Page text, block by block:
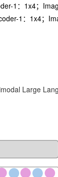
1：1x4；
1：1x4；
Large